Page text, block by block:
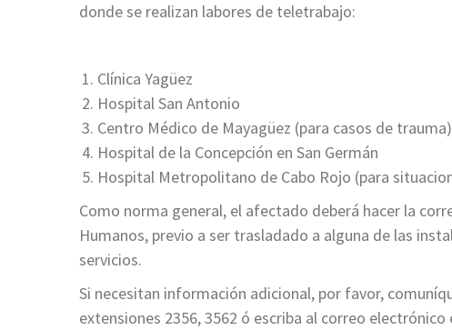
donde se realizan labores de teletrabajo:
Clínica Yagüez
Hospital San Antonio
Centro Médico de Mayagüez (para casos de trauma)
Hospital de la Concepción en San Germán
Hospital Metropolitano de Cabo Rojo (para
Como norma general, el afectado deberá hacer la
Humanos, previo a ser trasladado a alguna de las
servicios.
Si necesitan información adicional, por favor,
extensiones 2356, 3562 ó escriba al correo